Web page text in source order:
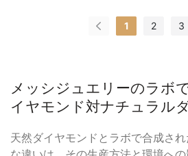
方にも最適な一品です。
1 2 3
メッシジュエリーのラボ
イヤモンド対ナチュラル
天然ダイヤモンドとラボで合成さ